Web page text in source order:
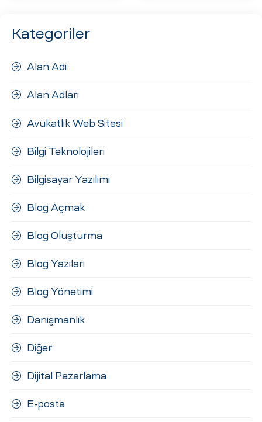
Kategoriler
Alan Adı
Alan Adları
Avukatlık Web Sitesi
Bilgi Teknolojileri
Bilgisayar Yazılımı
Blog Açmak
Blog Oluşturma
Blog Yazıları
Blog Yönetimi
Danışmanlık
Diğer
Dijital Pazarlama
E-posta